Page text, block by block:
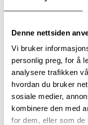
Denne nettsiden
Vi bruker
personlig preg, for å
analysere trafikken
hvordan du bruker
sosiale medier,
kombinere den med
for dem, eller som
«Det er ekstra gøy å se
Dugnadsresultater
KSK Jenter U15
• 9 aktive selgere
• 13,4 pakker i snitt per
• 8850 kroner til laget